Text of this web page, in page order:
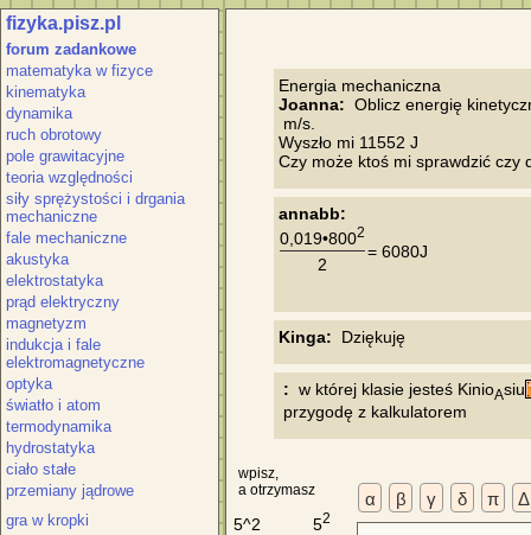
fizyka.pisz.pl
forum zadankowe
matematyka w fizyce
kinematyka
dynamika
ruch obrotowy
pole grawitacyjne
teoria względności
siły sprężystości i drgania
mechaniczne
fale mechaniczne
akustyka
elektrostatyka
prąd elektryczny
magnetyzm
indukcja i fale
elektromagnetyczne
optyka
światło i atom
termodynamika
hydrostatyka
ciało stałe
przemiany jądrowe
gra w kropki
Joanna:
Oblicz energię
m/s.
Wyszło mi 11552 J
annabb:
0,019•8002
= 6080J
2
Kinga:
:
  w której klasie jesteś Kinio
Asiu
α β γ δ π Δ
wpisz,
a otrzymasz
5^2 52